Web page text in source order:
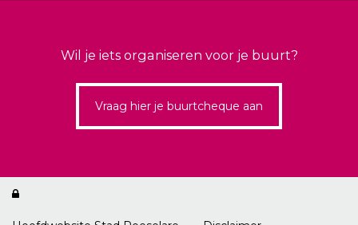
Wil je iets organiseren voor je buurt?
Vraag hier je buurtcheque aan
